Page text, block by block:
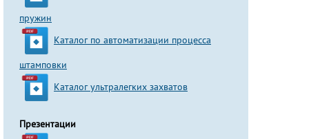
пружин
Каталог по автоматизации процесса
штамповки
Каталог ультралегких захватов
Презентации